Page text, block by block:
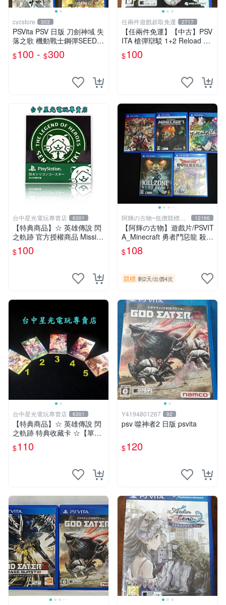
cycstore 303
PSVita PSV 日版 刀劍神域 失
落之歌 機動戰士鋼彈SEED
東京幻都 海賊無雙3 經典熱
血動作 RPG
$100 - $300
任兩件遊戲超取免運 2717
【任兩件免運】【中古】PSV
ITA 槍彈辯駁 1+2 Reload 日
文版
$100
台中星光電玩專賣店 6301
【特典商品】☆ 英雄傳說 閃
之軌跡 官方授權商品 Missi限
定 防水矽膠杯墊 ☆全新品
【台中星光電玩】
$100
阿輝の古物~低價競標五
六日結標
12166
【阿輝の古物】遊戲片/PSVIT
A_Minecraft 勇者鬥惡龍 殺戮
地帶 英雄傳說 槍彈辯駁 一批
合售_刮痕污漬_1元起標無底
$108
競標 剩2天/出價4次
台中星光電玩專賣店 6301
【特典商品】☆ 英雄傳說 閃
之軌跡 特典收藏卡 ☆【單張
販售 可挑款】台中星光電玩
$110
Y4194801267 92
psv 噬神者2 日版 psvita
$120